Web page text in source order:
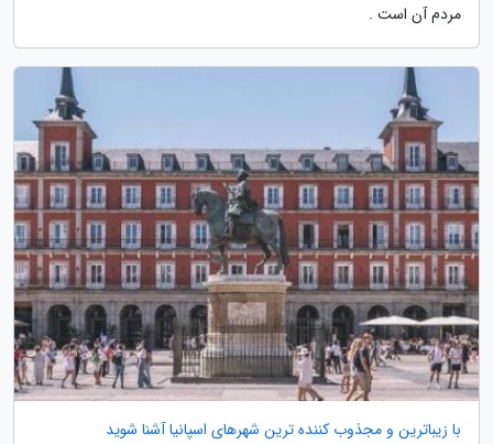
مردم آن است .
با زیباترین و مجذوب کننده ترین شهرهای اسپانیا آشنا شوید